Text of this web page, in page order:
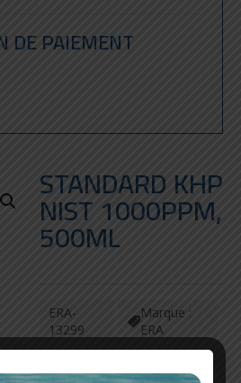
DE PAIEMENT
STANDARD KHP
NIST 1000PPM,
500ML
ERA-
13299
Marque :
ERA